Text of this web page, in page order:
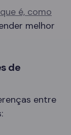
é, como
melhor
de
entre